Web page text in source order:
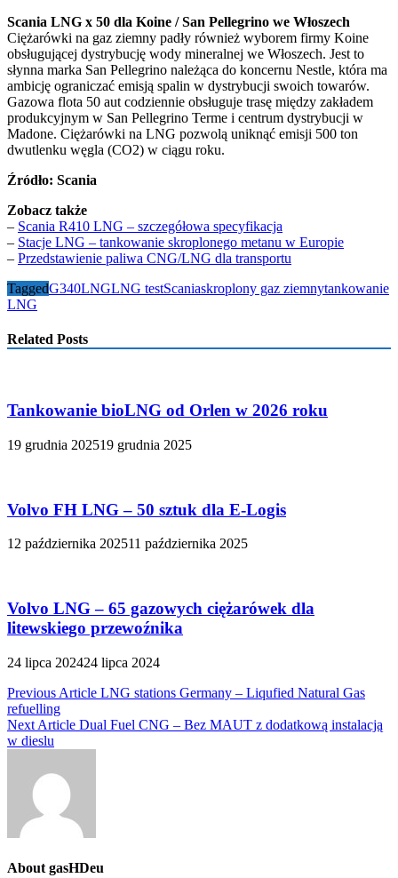
Scania LNG x 50 dla Koine / San Pellegrino we Włoszech
Ciężarówki na gaz ziemny padły również wyborem firmy Koine
obsługującej dystrybucję wody mineralnej we Włoszech. Jest to
słynna marka San Pellegrino należąca do koncernu Nestle, która ma
ambicję ograniczać emisją spalin w dystrybucji swoich towarów.
Gazowa flota 50 aut codziennie obsługuje trasę między zakładem
produkcyjnym w San Pellegrino Terme i centrum dystrybucji w
Madone. Ciężarówki na LNG pozwolą uniknąć emisji 500 ton
dwutlenku węgla (CO2) w ciągu roku.
Źródło: Scania
Zobacz także
– Scania R410 LNG – szczegółowa specyfikacja
– Stacje LNG – tankowanie skroplonego metanu w Europie
– Przedstawienie paliwa CNG/LNG dla transportu
TaggedG340LNGLNG testScaniaskroplony gaz ziemnytankowanie
LNG
Related Posts
Tankowanie bioLNG od Orlen w 2026 roku
19 grudnia 202519 grudnia 2025
Volvo FH LNG – 50 sztuk dla E-Logis
12 października 202511 października 2025
Volvo LNG – 65 gazowych ciężarówek dla
litewskiego przewoźnika
24 lipca 202424 lipca 2024
Nawigacja
wpisu
Previous Article LNG stations Germany – Liqufied Natural Gas
refuelling
Next Article Dual Fuel CNG – Bez MAUT z dodatkową instalacją
w dieslu
About gasHDeu